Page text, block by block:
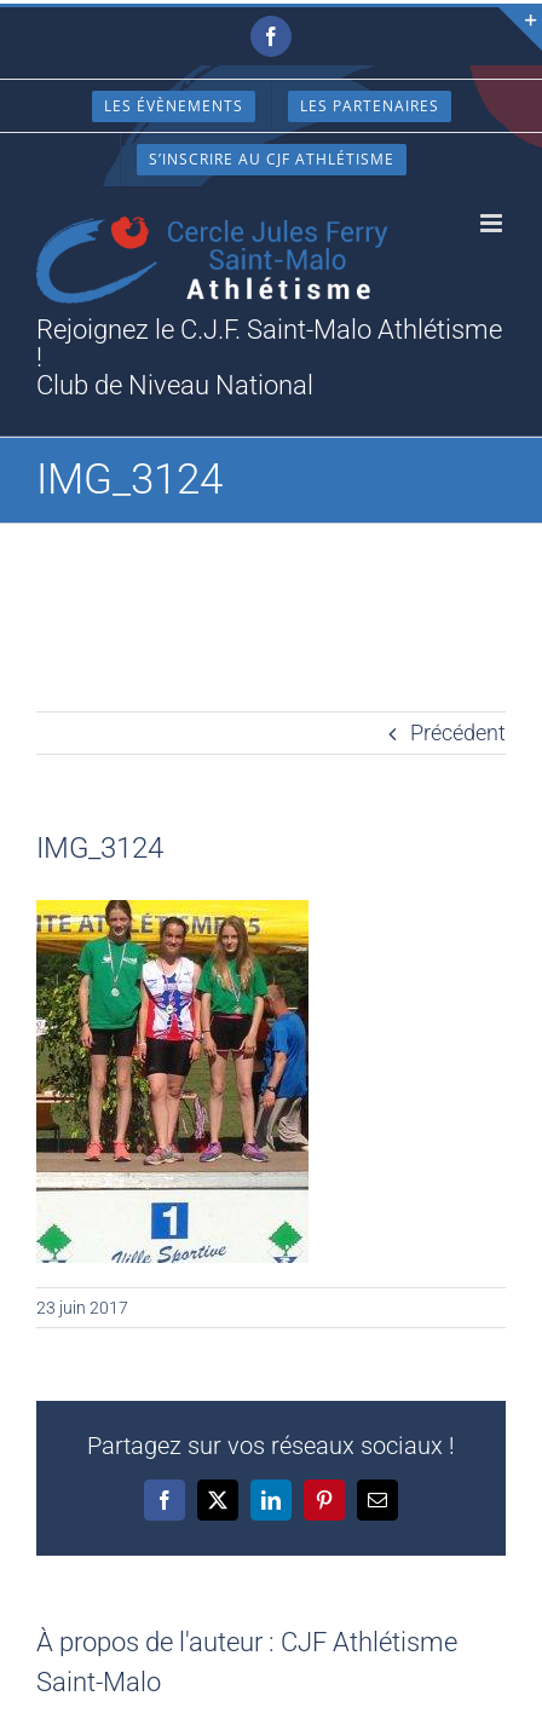
Passer
contenu
Facebook
LES ÉVÈNEMENTS LES PARTENAIRES
S’INSCRIRE AU CJF ATHLÉTISME
Rejoignez le C.J.F. Saint-Malo Athlétisme
!
Club de Niveau National
IMG_3124
Précédent
IMG_3124
23 juin 2017
Partagez sur vos réseaux sociaux !
Facebook
X LinkedInPinterestEmail
À propos de l'auteur : CJF Athlétisme
Saint-Malo